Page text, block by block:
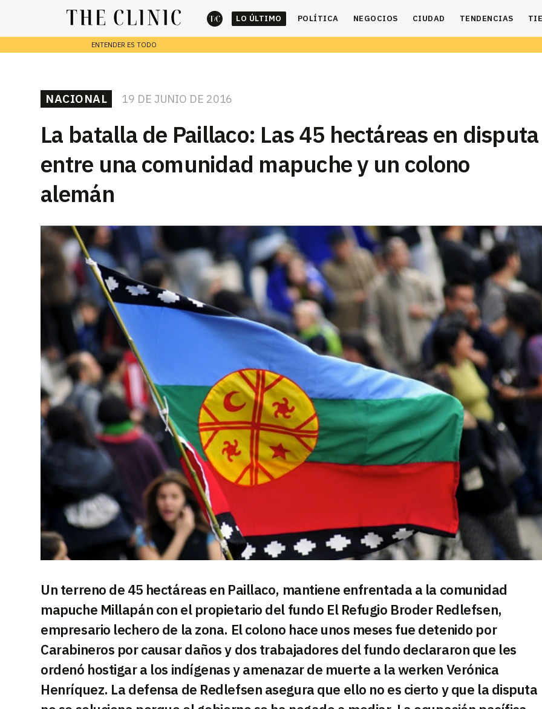
LO ÚLTIMO POLÍTICA NEGOCIOS CIUDAD TENDENCIAS
REPORTAJES
ENTENDER ES TODO
Escribe lo que deseas y presiona enter para buscar
cerrar
NACIONAL 19 DE JUNIO DE 2016
La batalla de Paillaco: Las 45 hectáreas en disputa
entre una comunidad mapuche y un colono
alemán
Un terreno de 45 hectáreas en Paillaco, mantiene enfrentada a la comunidad
mapuche Millapán con el propietario del fundo El Refugio Broder Redlefsen,
empresario lechero de la zona. El colono hace unos meses fue detenido por
Carabineros por causar daños y dos trabajadores del fundo declararon que les
ordenó hostigar a los indígenas y amenazar de muerte a la werken Verónica
Henríquez. La defensa de Redlefsen asegura que ello no es cierto y que la disputa